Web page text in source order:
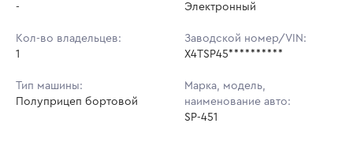
Шаг торгов: 5 000 ₽
Кол-во ставок:
Ставок не найдено
в аукционах
-
Электронный
Кол-во владельцев:
1
Заводской номер/VIN:
X4TSP45**********
Тип машины:
Полуприцеп бортовой
Марка, модель,
наименование авто:
SP-451